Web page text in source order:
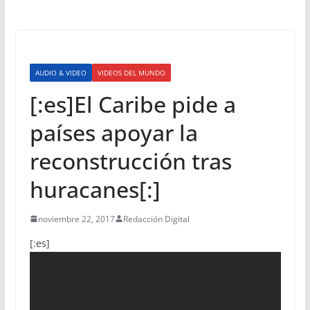
AUDIO & VIDEO VIDEOS DEL MUNDO
[:es]El Caribe pide a
países apoyar la
reconstrucción tras
huracanes[:]
noviembre 22, 2017 Redacción Digital
[:es]